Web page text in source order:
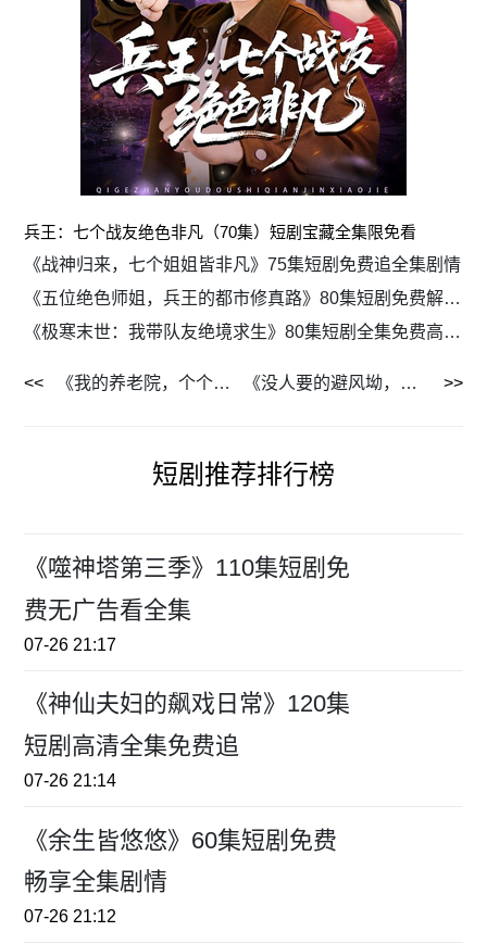
兵王：七个战友绝色非凡（70集）短剧宝藏全集限免看
《战神归来，七个姐姐皆非凡》75集短剧免费追全集剧情
《五位绝色师姐，兵王的都市修真路》80集短剧免费解锁全集剧情
《极寒末世：我带队友绝境求生》80集短剧全集免费高清看
《我的养老院，个个是大佬》70集短剧限时免费畅享全集 《没人要的避风坳，成了全村的救命岛》56集短剧免费全集在线追
短剧推荐排行榜
《噬神塔第三季》110集短剧免
费无广告看全集
07-26 21:17
《神仙夫妇的飙戏日常》120集
短剧高清全集免费追
07-26 21:14
《余生皆悠悠》60集短剧免费
畅享全集剧情
07-26 21:12